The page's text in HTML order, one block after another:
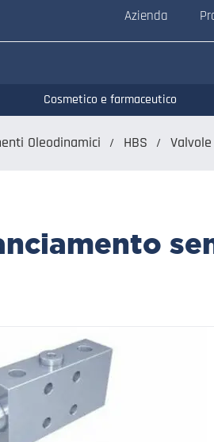
Azienda
Cosmetico e farmaceutico
Oleodinamici HBS